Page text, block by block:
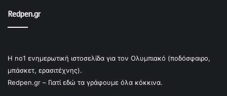
Redpen.gr
Η no1 ενημερωτική ιστοσελίδα για τον Ολυμπιακό (ποδόσφαιρο,
μπάσκετ, ερασιτέχνης).
Redpen.gr – Γιατί εδώ τα γράφουμε όλα κόκκινα.